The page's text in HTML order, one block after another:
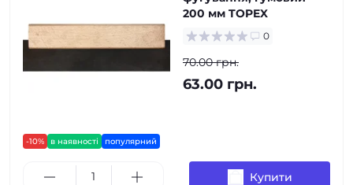
-10% в наявності популярний
200 мм TOPEX
0
70.00 грн.
63.00 грн.
Купити